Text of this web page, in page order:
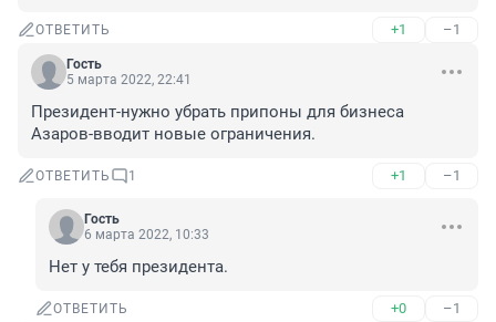
ОТВЕТИТЬ +1 –1
Гость
5 марта 2022, 22:41
Президент-нужно убрать припоны для бизнеса
Азаров-вводит новые ограничения.
ОТВЕТИТЬ 1 +1 –1
Гость
6 марта 2022, 10:33
Нет у тебя президента.
ОТВЕТИТЬ +0 –1